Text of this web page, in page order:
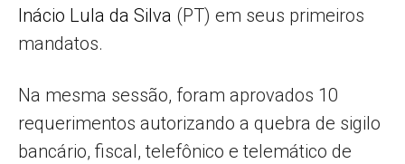
Inácio Lula da Silva (PT) em seus primeiros
mandatos.
Na mesma sessão, foram aprovados 10
requerimentos autorizando a quebra de sigilo
bancário, fiscal, telefônico e telemático de